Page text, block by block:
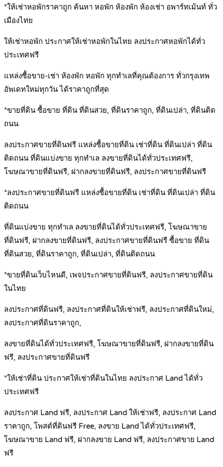
*ให้เช่าหอพักราคาถูก ค้นหา หอพัก ห้องพัก ห้องเช่า อพาร์ทเม้นท์ ทั่ว
เมืองไทย
ให้เช่าหอพัก ประกาศให้เช่าหอพักในไทย ลงประกาศหอพักได้ทั่ว
ประเทศฟรี
แหล่งซื้อขาย-เช่า ห้องพัก หอพัก ทุกทำเลที่คุณต้องการ ทั่วกรุงเทพ
อัพเดทใหม่ทุกวัน ได้ราคาถูกที่สุด
*ขายที่ดิน ซื้อขาย ที่ดิน ที่ดินสวย, ที่ดินราคาถูก, ที่ดินเปล่า, ที่ดินติด
ถนน
ลงประกาศขายที่ดินฟรี แหล่งซื้อขายที่ดิน เช่าที่ดิน ที่ดินเปล่า ที่ดิน
ติดถนน ที่ดินแบ่งขาย ทุกทำเล ลงขายที่ดินได้ทั่วประเทศฟรี,
โฆษณาขายที่ดินฟรี, ฝากลงขายที่ดินฟรี, ลงประกาศขายที่ดินฟรี
*ลงประกาศขายที่ดินฟรี แหล่งซื้อขายที่ดิน เช่าที่ดิน ที่ดินเปล่า ที่ดิน
ติดถนน
ที่ดินแบ่งขาย ทุกทำเล ลงขายที่ดินได้ทั่วประเทศฟรี, โฆษณาขาย
ที่ดินฟรี, ฝากลงขายที่ดินฟรี, ลงประกาศขายที่ดินฟรี ซื้อขาย ที่ดิน
ที่ดินสวย, ที่ดินราคาถูก, ที่ดินเปล่า, ที่ดินติดถนน
*ขายที่ดินเว็บไหนดี, เพจประกาศขายที่ดินฟรี, ลงประกาศขายที่ดิน
ในไทย
ลงประกาศที่ดินฟรี, ลงประกาศที่ดินให้เช่าฟรี, ลงประกาศที่ดินใหม่,
ลงประกาศที่ดินราคาถูก,
ลงขายที่ดินได้ทั่วประเทศฟรี, โฆษณาขายที่ดินฟรี, ฝากลงขายที่ดิน
ฟรี, ลงประกาศขายที่ดินฟรี
*ให้เช่าที่ดิน ประกาศให้เช่าที่ดินในไทย ลงประกาศ Land ได้ทั่ว
ประเทศฟรี
ลงประกาศ Land ฟรี, ลงประกาศ Land ให้เช่าฟรี, ลงประกาศ Land
ราคาถูก, โพสต์ที่ดินฟรี Free, ลงขาย Land ได้ทั่วประเทศฟรี,
โฆษณาขาย Land ฟรี, ฝากลงขาย Land ฟรี, ลงประกาศขาย Land
ฟรี